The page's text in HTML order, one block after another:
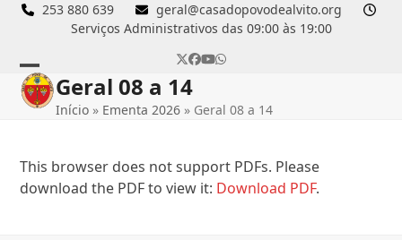
Skip
253 880 639
geral@casadopovodealvito.org
Serviços Administrativos das 09:00 às 19:00
Twitter
Facebook
YouTube
Whatsapp
Open
mobile
Close
mobile
Geral 08 a 14
Início » Ementa 2026 » Geral 08 a 14
This browser does not support PDFs. Please
download the PDF to view it: Download PDF.